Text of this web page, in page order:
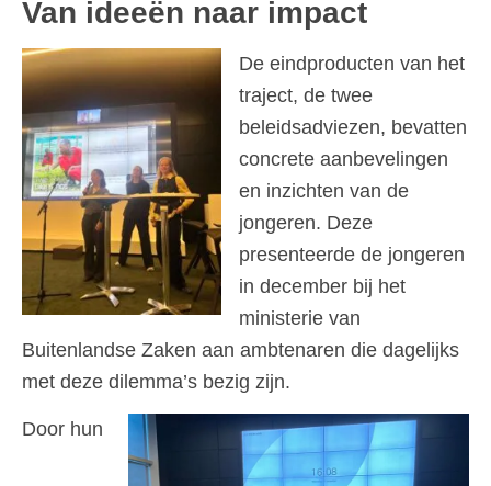
Van ideeën naar impact
De eindproducten van het
traject, de twee
beleidsadviezen, bevatten
concrete aanbevelingen
en inzichten van de
jongeren. Deze
presenteerde de jongeren
in december bij het
ministerie van
Buitenlandse Zaken aan ambtenaren die dagelijks
met deze dilemma’s bezig zijn.
Door hun